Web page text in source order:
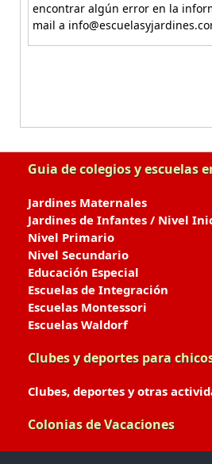
encontrar algún error en la
mail a
Guia de colegios y escuelas
Jardines Maternales
Jardines de Infantes / Nivel
Nivel Primario
Nivel Secundario
Educación Especial
Escuelas de Integración
Escuelas Montessori
Escuelas Waldorf
Clubes y deportes para
Clubes, deportes y otras
Colonias de Vacaciones